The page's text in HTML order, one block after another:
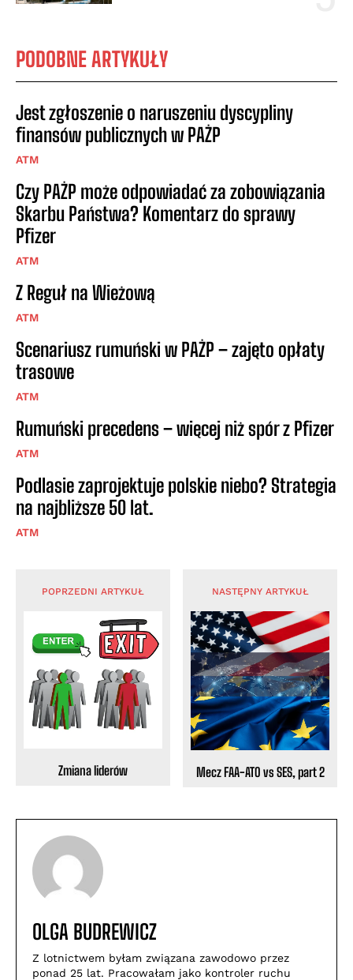
PODOBNE ARTYKUŁY
Jest zgłoszenie o naruszeniu dyscypliny
finansów publicznych w PAŻP
ATM
Czy PAŻP może odpowiadać za zobowiązania
Skarbu Państwa? Komentarz do sprawy
Pfizer
ATM
Z Reguł na Wieżową
ATM
Scenariusz rumuński w PAŻP – zajęto opłaty
trasowe
ATM
Rumuński precedens – więcej niż spór z Pfizer
ATM
Podlasie zaprojektuje polskie niebo? Strategia
na najbliższe 50 lat.
ATM
POPRZEDNI ARTYKUŁ
Zmiana liderów
NASTĘPNY ARTYKUŁ
Mecz FAA-ATO vs SES, part 2
OLGA BUDREWICZ
Z lotnictwem byłam związana zawodowo przez
ponad 25 lat. Pracowałam jako kontroler ruchu